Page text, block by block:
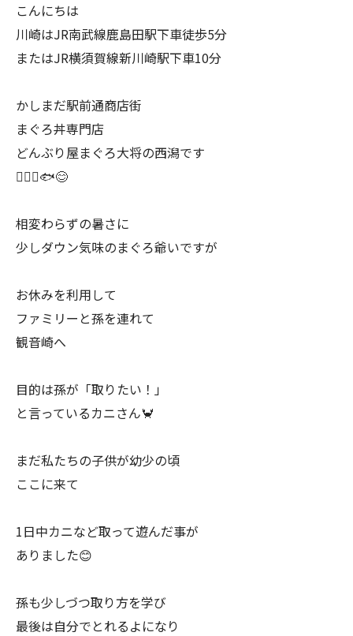
こんにちは
川崎はJR南武線鹿島田駅下車徒歩5分
またはJR横須賀線新川崎駅下車10分
かしまだ駅前通商店街
まぐろ丼専門店
どんぶり屋まぐろ大将の西潟です
🙇🏻‍♂️🐟😊
相変わらずの暑さに
少しダウン気味のまぐろ爺いですが
お休みを利用して
ファミリーと孫を連れて
観音崎へ
目的は孫が「取りたい！」
と言っているカニさん🦀
まだ私たちの子供が幼少の頃
ここに来て
1日中カニなど取って遊んだ事が
ありました😊
孫も少しづつ取り方を学び
最後は自分でとれるよになり